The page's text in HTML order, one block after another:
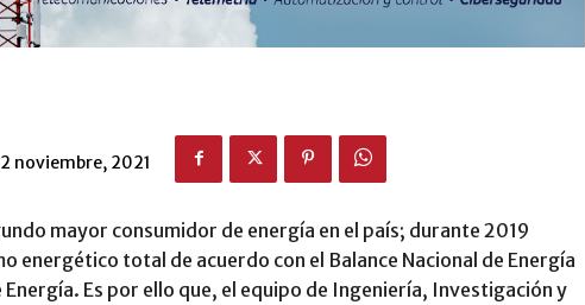
noviembre, 2021
mayor consumidor de energía en el país; durante 2019
energético total de acuerdo con el Balance Nacional de Energía
Es por ello que, el equipo de Ingeniería, Investigación y